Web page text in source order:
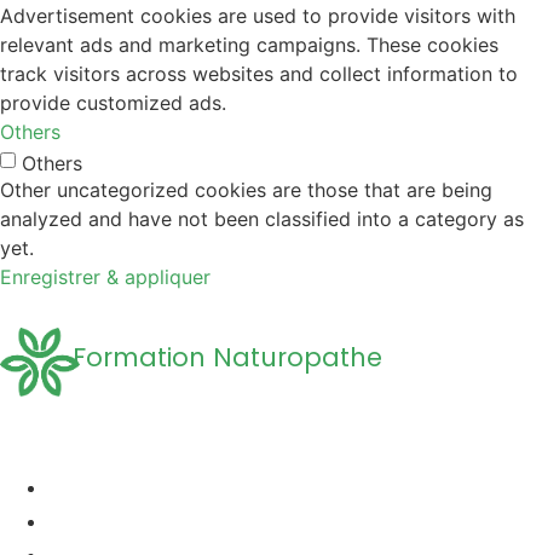
Advertisement cookies are used to provide visitors with
relevant ads and marketing campaigns. These cookies
track visitors across websites and collect information to
provide customized ads.
Others
Others
Other uncategorized cookies are those that are being
analyzed and have not been classified into a category as
yet.
Enregistrer & appliquer
Formation Naturopathe